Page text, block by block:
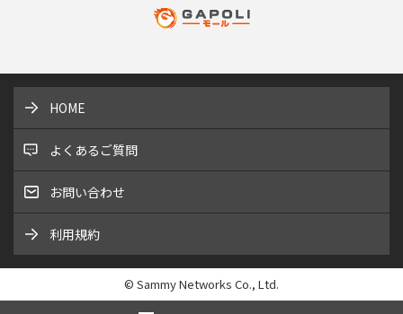
HOME
よくあるご質問
お問い合わせ
利用規約
© Sammy Networks Co., Ltd.